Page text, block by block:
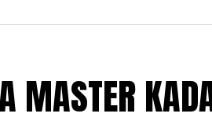
MASTER